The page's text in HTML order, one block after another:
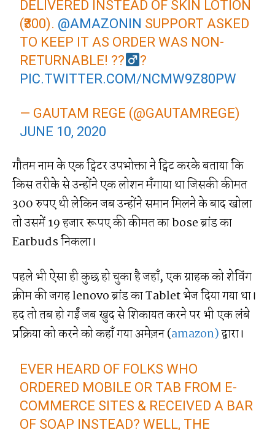
DELIVERED INSTEAD OF SKIN LOTION
(₹300). @AMAZONIN SUPPORT ASKED
TO KEEP IT AS ORDER WAS NON-
RETURNABLE! ??‍
?
PIC.TWITTER.COM/NCMW9Z80PW
— GAUTAM REGE (@GAUTAMREGE)
JUNE 10, 2020
गौतम नाम के एक ट्विटर उपभोक्ता ने ट्विट करके बताया कि
किस तरीके से उन्होंने एक लोशन मँगाया था जिसकी कीमत
300 रुपए थी लेकिन जब उन्होंने समान मिलने के बाद खोला
तो उसमें 19 हजार रूपए की कीमत का bose ब्रांड का
Earbuds निकला।
पहले भी ऐसा ही कुछ हो चुका है जहाँ, एक ग्राहक को शेविंग
क्रीम की जगह lenovo ब्रांड का Tablet भेज दिया गया था।
हद तो तब हो गईं जब खुद से शिकायत करने पर भी एक लंबे
प्रक्रिया को करने को कहाँ गया अमेज़न (amazon)द्वारा।
EVER HEARD OF FOLKS WHO
ORDERED MOBILE OR TAB FROM E-
COMMERCE SITES & RECEIVED A BAR
OF SOAP INSTEAD? WELL, THE